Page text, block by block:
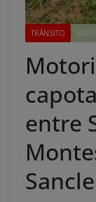
TRÂNSITO
entre